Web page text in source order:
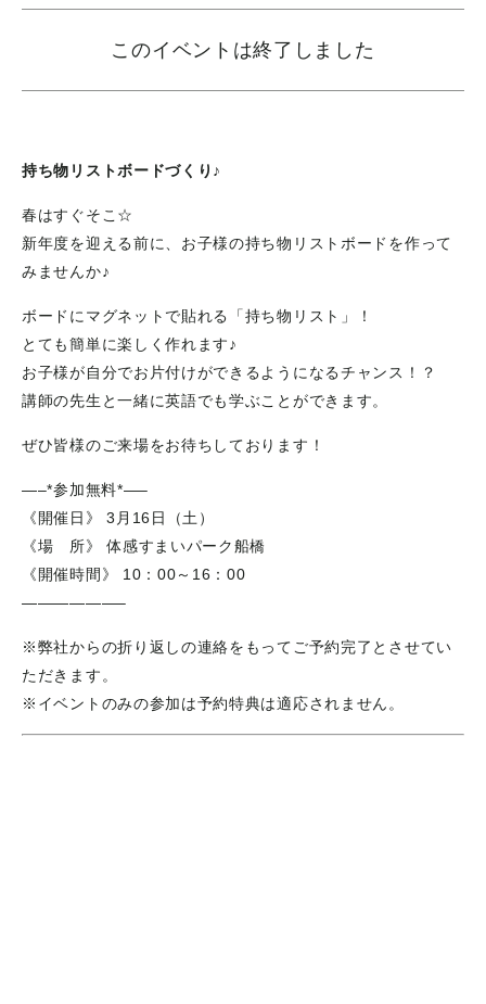
このイベントは終了しました
持ち物リストボードづくり♪
春はすぐそこ☆
新年度を迎える前に、お子様の持ち物リストボードを作って
みませんか♪
ボードにマグネットで貼れる「持ち物リスト」！
とても簡単に楽しく作れます♪
お子様が自分でお片付けができるようになるチャンス！？
講師の先生と一緒に英語でも学ぶことができます。
ぜひ皆様のご来場をお待ちしております！
—–*参加無料*—–
《開催日》 3月16日（土）
《場 所》 体感すまいパーク船橋
《開催時間》 10：00～16：00
——————–
※弊社からの折り返しの連絡をもってご予約完了とさせてい
ただきます。
※イベントのみの参加は予約特典は適応されません。